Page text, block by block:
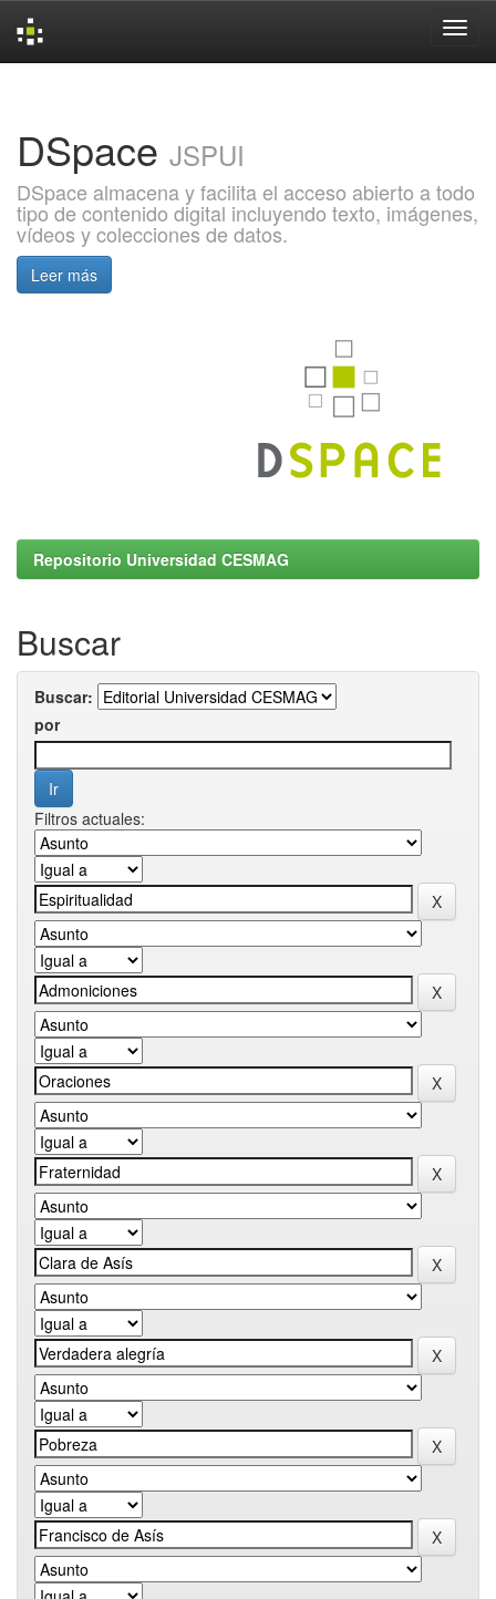
DSpace JSPUI
DSpace almacena y facilita el acceso abierto a todo
tipo de contenido digital incluyendo texto, imágenes,
vídeos y colecciones de datos.
Leer más
Repositorio Universidad CESMAG
Buscar
Buscar:
por
Filtros actuales: